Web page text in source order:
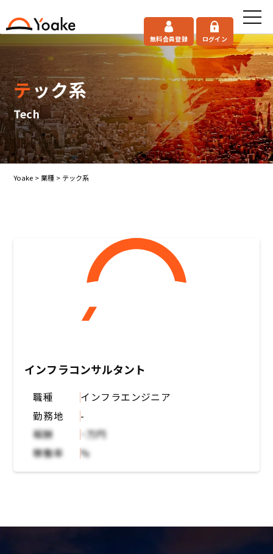
無料会員登録 ログイン
テック系
Tech
Yoake >業種 > テック系
インフラコンサルタント
職種
インフラエンジニア
勤務地
-
報酬
~万円
稼働率
%